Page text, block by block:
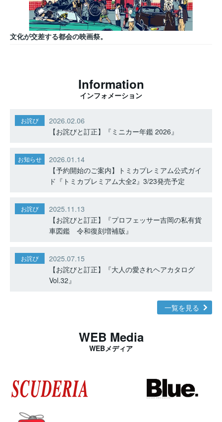
文化が交差する都会の映画祭。
Information
インフォメーション
お詫び
2026.02.06
【お詫びと訂正】『ミニカー年鑑 2026』
お知らせ
2026.01.14
【予約開始のご案内】トミカプレミアム公式ガイ
ド『トミカプレミアム大全2』3/23発売予定
お詫び
2025.11.13
【お詫びと訂正】『プロフェッサー吉岡の私有貨
車図鑑 令和復刻増補版』
お詫び
2025.07.15
【お詫びと訂正】『大人の愛されヘアカタログ
Vol.32』
一覧を見る
WEB Media
WEBメディア